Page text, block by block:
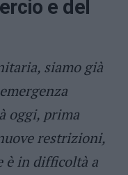
e del
siamo già
oggi, prima
restrizioni,
è in difficoltà a